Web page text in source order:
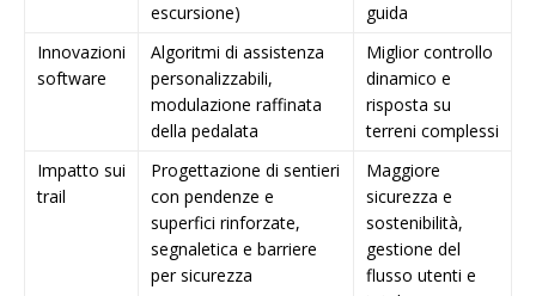
escursione)
guida
Innovazioni
software
Algoritmi di assistenza
personalizzabili,
modulazione raffinata
della pedalata
Miglior controllo
dinamico e
risposta su
terreni complessi
Impatto sui
trail
Progettazione di sentieri
con pendenze e
superfici rinforzate,
segnaletica e barriere
per sicurezza
Maggiore
sicurezza e
sostenibilità,
gestione del
flusso utenti e